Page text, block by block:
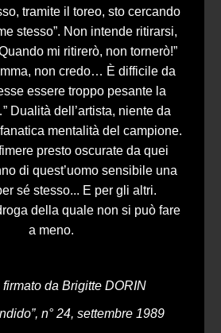
tramite il toreo, sto cercando
stesso”. Non intende ritirarsi,
mi ritirerò, non tornerò!”
non credo… È difficile da
essere troppo pesante la
Dualità dell’artista, niente da
mentalità del campione.
presto oscurate da quei
di quest’uomo sensibile una
sé stesso... E per gli altri.
della quale non si può fare
a meno.
da Brigitte DORIN
n° 24, settembre 1989